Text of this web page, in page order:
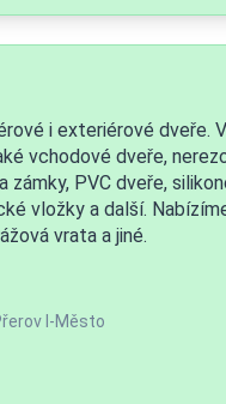
i exteriérové dveře. V
vchodové dveře,
zámky, PVC dveře,
vložky a další.
vrata a jiné.
I-Město